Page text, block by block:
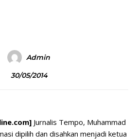
Admin
30/05/2014
Jurnalis Tempo, Muhammad
dipilih dan disahkan menjadi ketua